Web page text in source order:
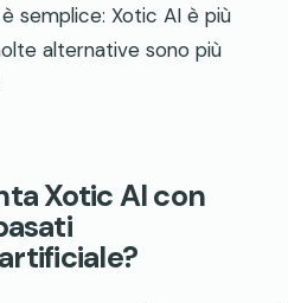
semplice: Xotic AI è più
alternative sono più
Xotic AI con